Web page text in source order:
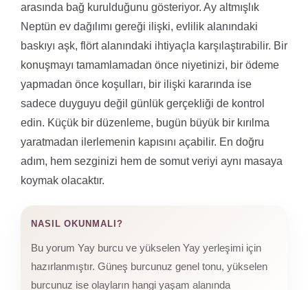
arasında bağ kurulduğunu gösteriyor. Ay altmışlık
Neptün ev dağılımı gereği ilişki, evlilik alanındaki
baskıyı aşk, flört alanındaki ihtiyaçla karşılaştırabilir. Bir
konuşmayı tamamlamadan önce niyetinizi, bir ödeme
yapmadan önce koşulları, bir ilişki kararında ise
sadece duyguyu değil günlük gerçekliği de kontrol
edin. Küçük bir düzenleme, bugün büyük bir kırılma
yaratmadan ilerlemenin kapısını açabilir. En doğru
adım, hem sezginizi hem de somut veriyi aynı masaya
koymak olacaktır.
NASIL OKUNMALI?
Bu yorum Yay burcu ve yükselen Yay yerleşimi için
hazırlanmıştır. Güneş burcunuz genel tonu, yükselen
burcunuz ise olayların hangi yaşam alanında